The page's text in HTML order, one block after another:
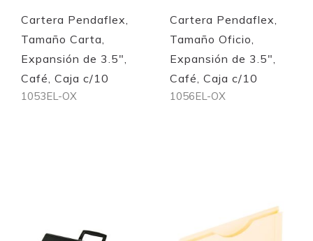
Cartera Pendaflex,
Tamaño Carta,
Expansión de 3.5",
Café, Caja c/10
1053EL-OX
Cartera Pendaflex,
Tamaño Oficio,
Expansión de 3.5",
Café, Caja c/10
1056EL-OX